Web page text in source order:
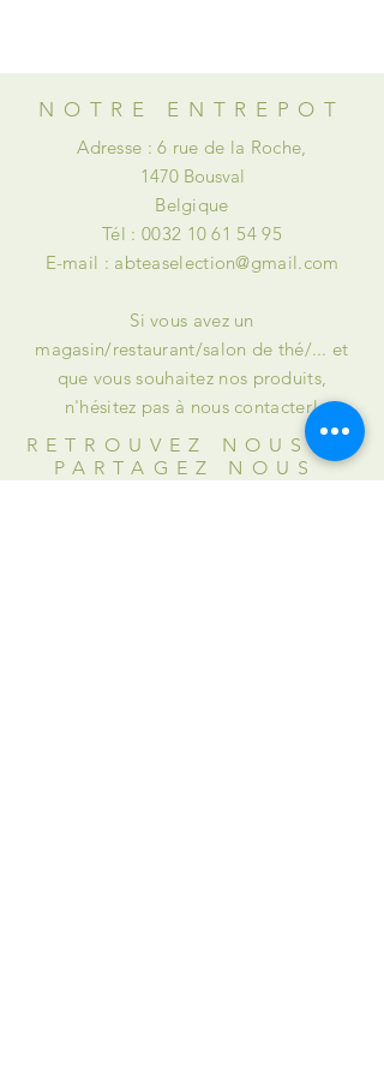
NOTRE ENTREPOT
Adresse : 6 rue de la Roche,
1470 Bousval
Belgique
Tél : 0032 10 61 54 95
E-mail : abteaselection@gmail.com
Si vous avez un
magasin/restaurant/salon de thé/... et
que vous souhaitez nos produits,
n'hésitez pas à nous contacter!
RETROUVEZ NOUS et
PARTAGEZ NOUS